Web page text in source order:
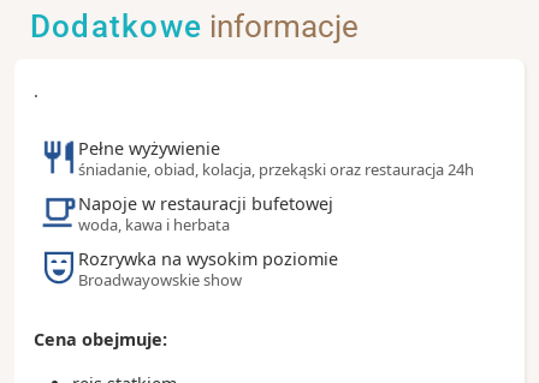
Dodatkowe informacje
.
Pełne wyżywienie
śniadanie, obiad, kolacja, przekąski oraz restauracja 24h
Napoje w restauracji bufetowej
woda, kawa i herbata
Rozrywka na wysokim poziomie
Broadwayowskie show
Cena obejmuje: